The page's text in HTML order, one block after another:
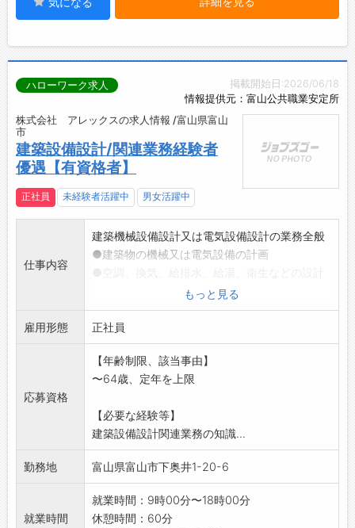
掲載開始日:2026/06/18
情報提供元：富山公共職業安定所
ハローワーク求人
株式会社 アレックスの求人情報 /富山県富山
市
建築設備設計/関連業務経験者
優遇【有資格者】
正社員 未経験者活躍中 男女活躍中
仕事内容
建築機械設備設計又は電気設備設計の業務全般
●建築物の機械又は電気設備の計画
●電気(弱電・強電)設備の設計積算
●実施図面の作成
●発注者や設備担当者との打ち合わせ
●現場での工事管理
*CAD操作は必須です
【変更の範囲:変更なし】
もっと見る
雇用形態 正社員
応募資格
【年齢制限、該当事由】
〜64歳、定年を上限
【必要な経験等】
建築設備設計関連業務の知識...
勤務地 富山県富山市下奥井1-20-6
就業時間
就業時間：9時00分〜18時00分
休憩時間：60分